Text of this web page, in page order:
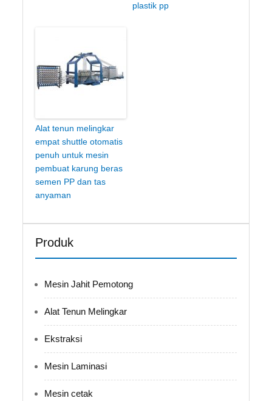
plastik pp
Alat tenun melingkar
empat shuttle otomatis
penuh untuk mesin
pembuat karung beras
semen PP dan tas
anyaman
Produk
Mesin Jahit Pemotong
Alat Tenun Melingkar
Ekstraksi
Mesin Laminasi
Mesin cetak